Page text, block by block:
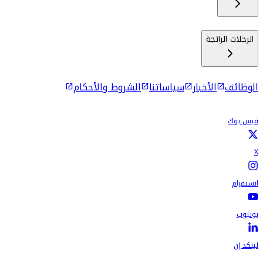
الرحلات الرائجة
الوظائف الأخبار سياساتنا الشروط والأحكام
فيس بوك
X
انستقرام
يوتيوب
لينكد إن